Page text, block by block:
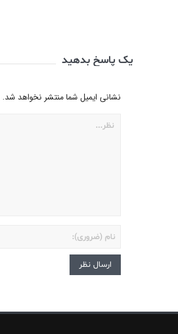
یک پاسخ بدهید
نشانی ایمیل شما منتشر نخواهد شد.